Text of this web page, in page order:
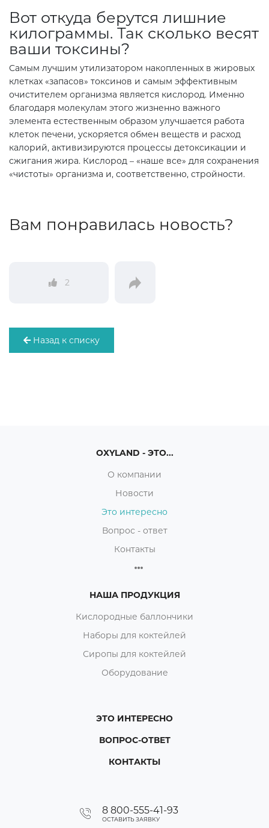
Вот откуда берутся лишние
килограммы. Так сколько весят
ваши токсины?
Самым лучшим утилизатором накопленных в жировых
клетках «запасов» токсинов и самым эффективным
очистителем организма является кислород. Именно
благодаря молекулам этого жизненно важного
элемента естественным образом улучшается работа
клеток печени, ускоряется обмен веществ и расход
калорий, активизируются процессы детоксикации и
сжигания жира. Кислород – «наше все» для сохранения
«чистоты» организма и, соответственно, стройности.
Вам понравилась новость?
2
Назад к списку
OXYLAND - ЭТО...
О компании
Новости
Это интересно
Вопрос - ответ
Контакты
НАША ПРОДУКЦИЯ
Кислородные баллончики
Наборы для коктейлей
Сиропы для коктейлей
Оборудование
ЭТО ИНТЕРЕСНО
ВОПРОС-ОТВЕТ
КОНТАКТЫ
8 800-555-41-93
ОСТАВИТЬ ЗАЯВКУ